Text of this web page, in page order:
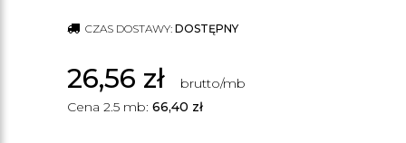
CZAS DOSTAWY: DOSTĘPNY
26,56 zł
brutto/mb
Cena 2.5 mb: 66,40 zł